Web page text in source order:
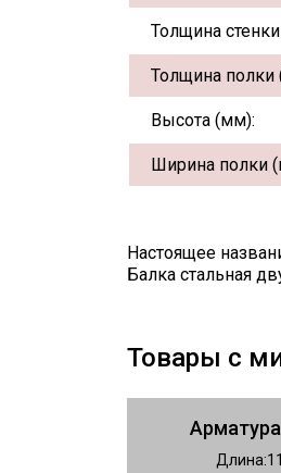
Толщина
Толщина полки
Высота (мм):
Ширина полки
Настоящее
Балка стальная
Товары с
Длина